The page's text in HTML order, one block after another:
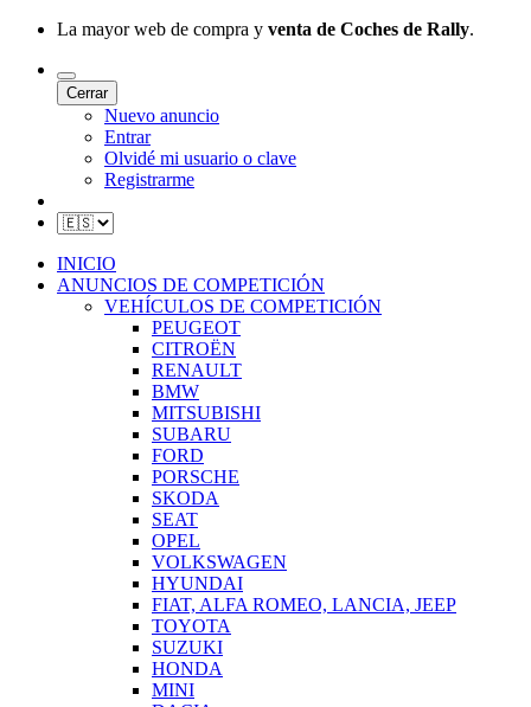
La mayor web de compra y venta de Coches de Rally.
Cerrar
Nuevo anuncio
Entrar
Olvidé mi usuario o clave
Registrarme
INICIO
ANUNCIOS DE COMPETICIÓN
VEHÍCULOS DE COMPETICIÓN
PEUGEOT
CITROËN
RENAULT
BMW
MITSUBISHI
SUBARU
FORD
PORSCHE
SKODA
SEAT
OPEL
VOLKSWAGEN
HYUNDAI
FIAT, ALFA ROMEO, LANCIA, JEEP
TOYOTA
SUZUKI
HONDA
MINI